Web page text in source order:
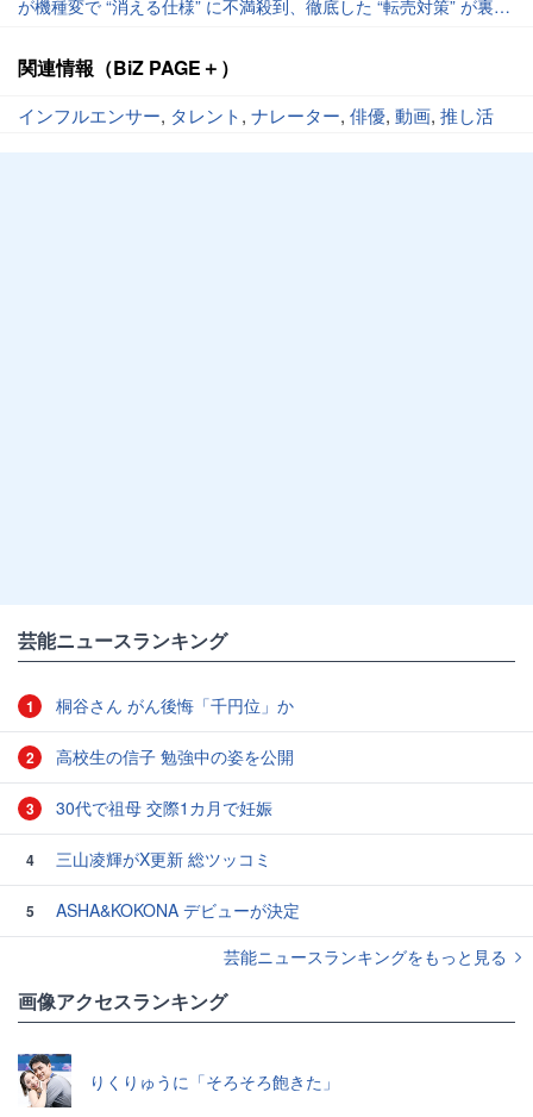
が機種変で “消える仕様” に不満殺到、徹底した “転売対策” が裏目
関連情報（BiZ PAGE＋）
インフルエンサー, タレント, ナレーター, 俳優, 動画, 推し活
芸能ニュースランキング
1 桐谷さん がん後悔「千円位」か
2 高校生の信子 勉強中の姿を公開
3 30代で祖母 交際1カ月で妊娠
4 三山凌輝がX更新 総ツッコミ
5
ASHA&KOKONA デビューが決定
芸能ニュースランキングをもっと見る
画像アクセスランキング
りくりゅうに「そろそろ飽きた」